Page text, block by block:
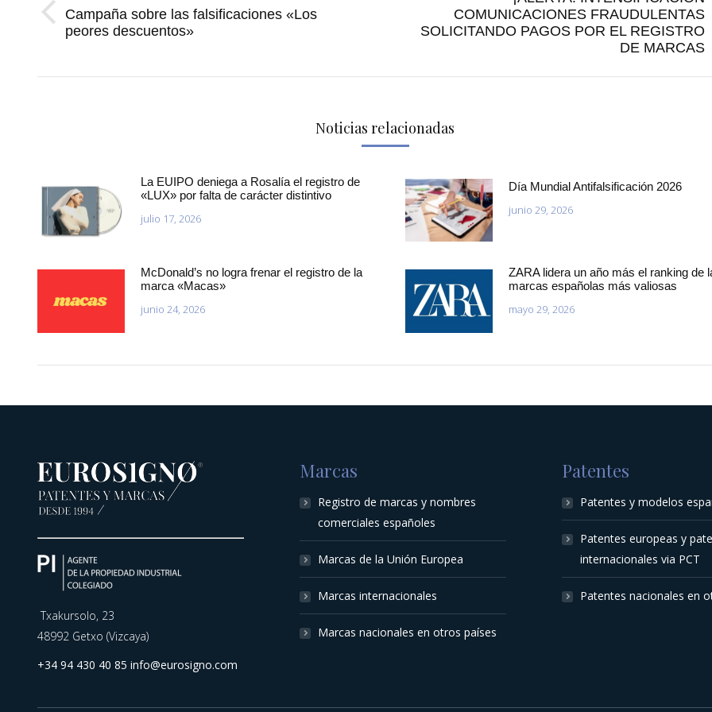
Publicación
anterior:
Campaña sobre las falsificaciones «Los
peores descuentos»
PublicaciónCOMUNICACIONES FRAUDULENTAS
SOLICITANDO PAGOS POR EL REGISTRO
DE MARCAS
Noticias relacionadas
La EUIPO deniega a Rosalía el registro de
«LUX» por falta de carácter distintivo
julio 17, 2026
Día Mundial Antifalsificación 2026
junio 29, 2026
McDonald’s no logra frenar el registro de la
marca «Macas»
junio 24, 2026
ZARA lidera un año más el ranking de
marcas españolas más valiosas
mayo 29, 2026
Txakursolo, 23
48992 Getxo (Vizcaya)
+34 94 430 40 85 info@eurosigno.com
Marcas
Registro de marcas y nombres
comerciales españoles
Marcas de la Unión Europea
Marcas internacionales
Marcas nacionales en otros países
Patentes
Patentes y modelos
Patentes europeas y
internacionales via PCT
Patentes nacionales en